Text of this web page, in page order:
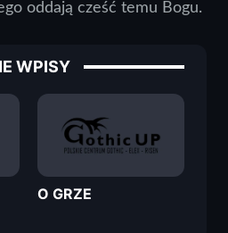
oddają cześć temu Bogu.
WPISY
O GRZE